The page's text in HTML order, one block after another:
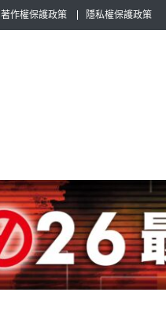
著作權保護政策 隱私權保護政策